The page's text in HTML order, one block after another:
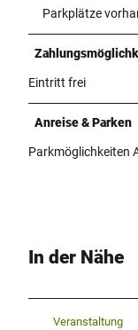
Parkplätze
Eintritt frei
Anreise & Parken
Parkmöglichkeiten
In der Nähe
Veranstaltung